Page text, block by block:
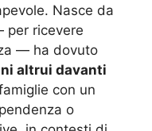
Nasce da
per ricevere
— ha dovuto
altrui davanti
con un
o